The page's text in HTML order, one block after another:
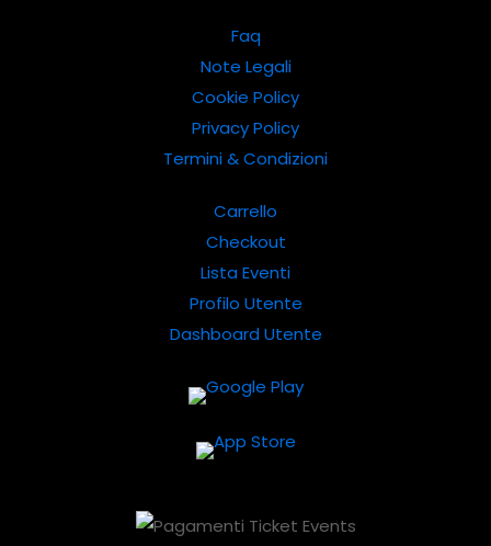
Faq
Note Legali
Cookie Policy
Privacy Policy
Termini & Condizioni
Carrello
Checkout
Lista Eventi
Profilo Utente
Dashboard Utente